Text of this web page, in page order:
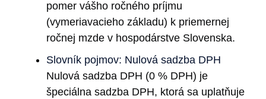
pomer vášho ročného príjmu
(vymeriavacieho základu) k priemernej
ročnej mzde v hospodárstve Slovenska.
Slovník pojmov: Nulová sadzba DPH
Nulová sadzba DPH (0 % DPH) je
špeciálna sadzba DPH, ktorá sa uplatňuje